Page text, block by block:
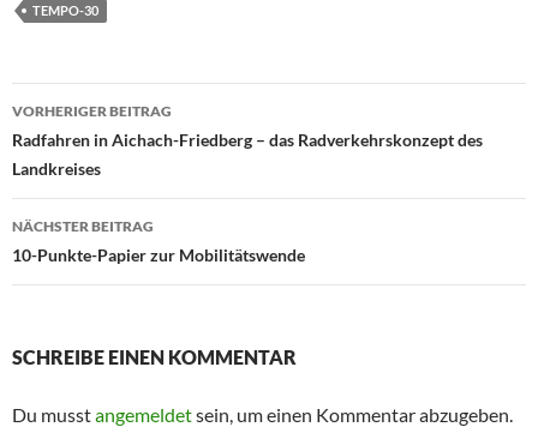
TEMPO-30
Beitragsnavigation
VORHERIGER BEITRAG
Radfahren in Aichach-Friedberg – das Radverkehrskonzept des
Landkreises
NÄCHSTER BEITRAG
10-Punkte-Papier zur Mobilitätswende
SCHREIBE EINEN KOMMENTAR
Du musstangemeldetsein, um einen Kommentar abzugeben.